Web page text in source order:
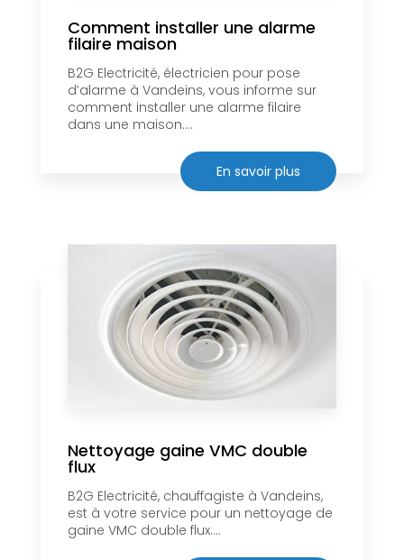
Comment installer une alarme
filaire maison
B2G Electricité, électricien pour pose
d’alarme à Vandeins, vous informe sur
comment installer une alarme filaire
dans une maison....
En savoir plus
Nettoyage gaine VMC double
flux
B2G Electricité, chauffagiste à Vandeins,
est à votre service pour un nettoyage de
gaine VMC double flux....